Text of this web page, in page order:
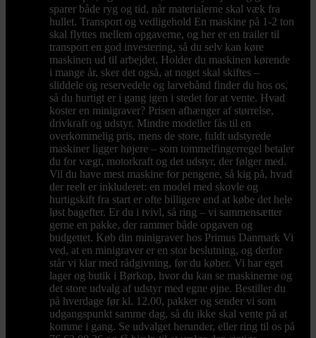
sparer både ryg og tid, når materialerne skal væk fra
hullet. Transport og vedligehold En maskine på 1-2 ton
skal flyttes mellem opgaverne, og her er en trailer til
transport en god investering, så du selv kan køre
maskinen ud til arbejdet. Holder du maskinen kørende
i mange år, sker det også, at noget skal skiftes –
sliddele og reservedele og larvebånd finder du hos os,
så du hurtigt er i gang igen i stedet for at vente. Hvad
koster en minigraver? Prisen afhænger af størrelse,
drivkraft og udstyr. Mindre modeller fås til en
overkommelig pris, mens de store, fuldt udstyrede
maskiner ligger højere – som tommelfingerregel betaler
du for vægt, motorkraft og det udstyr, der følger med.
Vil du have mest maskine for pengene, så kig på, hvad
der reelt er inkluderet: en model med skovle og
hurtigskift fra start er ofte billigere end at købe det hele
løst bagefter. Er du i tvivl, så ring – vi sammensætter
gerne en pakke, der rammer både opgaven og
budgettet. Køb din minigraver hos Primus Danmark Vi
ved, at en minigraver er en stor beslutning, og derfor
står vi klar med rådgivning, før du køber. Vi har eget
lager og butik i Børkop, hvor du kan se maskinerne og
det store udvalg af udstyr med egne øjne. Bestiller du
på hverdage før kl. 12.00, pakker og sender vi som
udgangspunkt samme dag, så du ikke skal vente på at
komme i gang. Se udvalget herunder, eller ring til os på